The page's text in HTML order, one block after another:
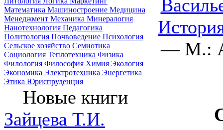
Математика Машиностроение Медицина
Менеджмент Механика Минералогия
Нанотехнология Педагогика
Политология Почвоведение Психология
Сельское хозяйство Семиотика
Социология Теплотехника Физика
Филология Философия Химия Экология
Экономика Электротехника Энергетика
Этика Юриспруденция
Новые книги
Зайцева Т.И.
— М.: